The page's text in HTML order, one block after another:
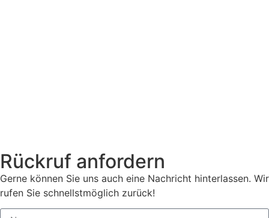
Rückruf anfordern
Gerne können Sie uns auch eine Nachricht hinterlassen. Wir
rufen Sie schnellstmöglich zurück!